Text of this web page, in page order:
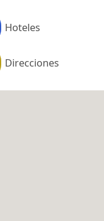
Hoteles
Direcciones